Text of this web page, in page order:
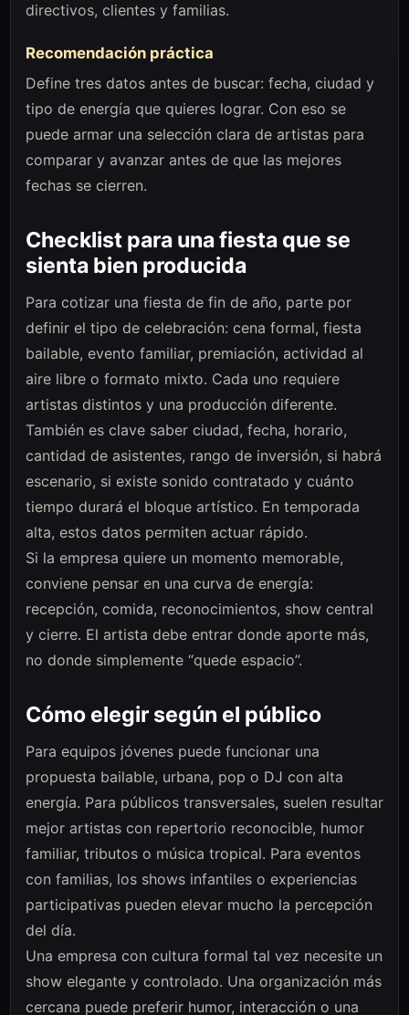
directivos, clientes y familias.
Recomendación práctica
Define tres datos antes de buscar: fecha, ciudad y
tipo de energía que quieres lograr. Con eso se
puede armar una selección clara de artistas para
comparar y avanzar antes de que las mejores
fechas se cierren.
Checklist para una fiesta que se
sienta bien producida
Para cotizar una fiesta de fin de año, parte por
definir el tipo de celebración: cena formal, fiesta
bailable, evento familiar, premiación, actividad al
aire libre o formato mixto. Cada uno requiere
artistas distintos y una producción diferente.
También es clave saber ciudad, fecha, horario,
cantidad de asistentes, rango de inversión, si habrá
escenario, si existe sonido contratado y cuánto
tiempo durará el bloque artístico. En temporada
alta, estos datos permiten actuar rápido.
Si la empresa quiere un momento memorable,
conviene pensar en una curva de energía:
recepción, comida, reconocimientos, show central
y cierre. El artista debe entrar donde aporte más,
no donde simplemente “quede espacio”.
Cómo elegir según el público
Para equipos jóvenes puede funcionar una
propuesta bailable, urbana, pop o DJ con alta
energía. Para públicos transversales, suelen resultar
mejor artistas con repertorio reconocible, humor
familiar, tributos o música tropical. Para eventos
con familias, los shows infantiles o experiencias
participativas pueden elevar mucho la percepción
del día.
Una empresa con cultura formal tal vez necesite un
show elegante y controlado. Una organización más
cercana puede preferir humor, interacción o una